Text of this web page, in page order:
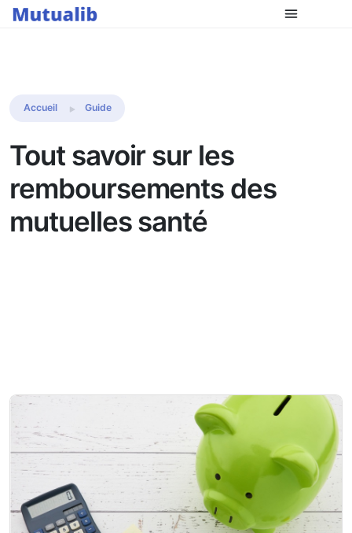
Accueil Guide
Tout savoir sur les
remboursements des
mutuelles santé